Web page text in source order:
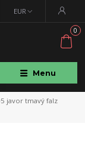
Menu
EUR
0
javor tmavý falz